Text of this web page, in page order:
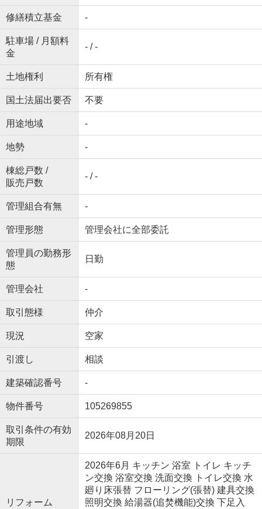
修繕積立基金 -
駐車場 / 月額料
金
- / -
土地権利 所有権
国土法届出要否 不要
用途地域 -
地勢 -
棟総戸数 /
販売戸数
- / -
管理組合有無 -
管理形態 管理会社に全部委託
管理員の勤務形
態
日勤
管理会社 -
取引態様 仲介
現況 空家
引渡し 相談
建築確認番号 -
物件番号 105269855
取引条件の有効
期限
2026年08月20日
リフォーム
2026年6月 キッチン 浴室 トイレ キッチ
ン交換 浴室交換 洗面交換 トイレ交換 水
廻り床張替 フローリング(張替) 建具交換
照明交換 給湯器(追焚機能)交換 下足入